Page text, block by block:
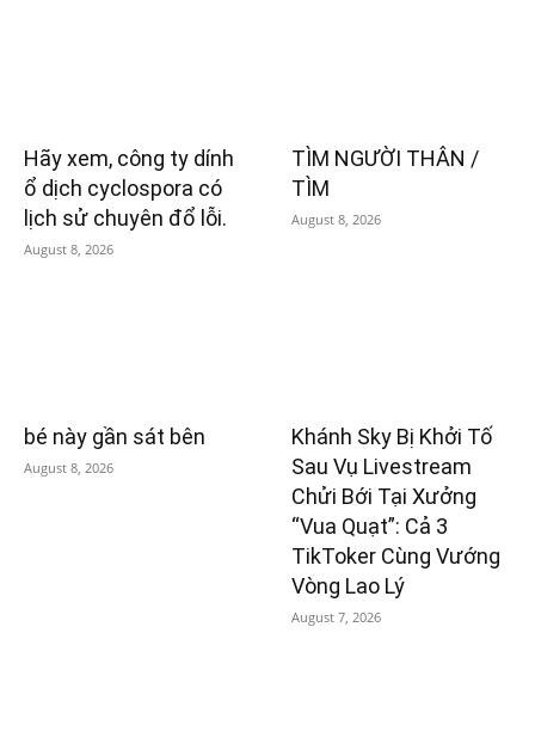
Hãy xem, công ty dính
ổ dịch cyclospora có
lịch sử chuyên đổ lỗi.
August 8, 2026
TÌM NGƯỜI THÂN /
TÌM
August 8, 2026
bé này gần sát bên
August 8, 2026
Khánh Sky Bị Khởi Tố
Sau Vụ Livestream
Chửi Bới Tại Xưởng
“Vua Quạt”: Cả 3
TikToker Cùng Vướng
Vòng Lao Lý
August 7, 2026